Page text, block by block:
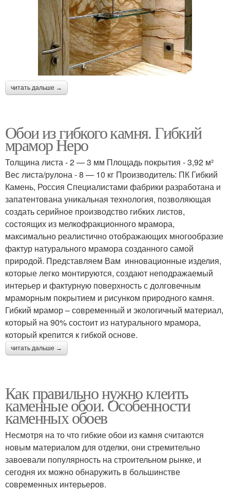
читать дальше →
Обои из гибкого камня. Гибкий
мрамор Неро
Толщина листа - 2 — 3 мм Площадь покрытия - 3,92 м²
Вес листа/рулона - 8 — 10 кг Производитель: ПК Гибкий
Камень, Россия Специалистами фабрики разработана и
запатентована уникальная технология, позволяющая
создать серийное производство гибких листов,
состоящих из мелкофракционного мрамора,
максимально реалистично отображающих многообразие
фактур натурального мрамора созданного самой
природой. Представляем Вам инновационные изделия,
которые легко монтируются, создают неподражаемый
интерьер и фактурную поверхность с долговечным
мраморным покрытием и рисунком природного камня.
Гибкий мрамор – современный и экологичный материал,
который на 90% состоит из натурального мрамора,
который крепится к гибкой основе.
читать дальше →
Как правильно нужно клеить
каменные обои. Особенности
каменных обоев
Несмотря на то что гибкие обои из камня считаются
новым материалом для отделки, они стремительно
завоевали популярность на строительном рынке, и
сегодня их можно обнаружить в большинстве
современных интерьеров.